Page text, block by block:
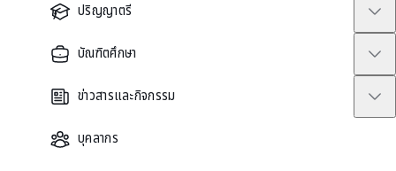
ปริญญาตรี
บัณฑิตศึกษา
ข่าวสารและกิจกรรม
บุคลากร
JUN
26
SMOOTHED PARTICLE